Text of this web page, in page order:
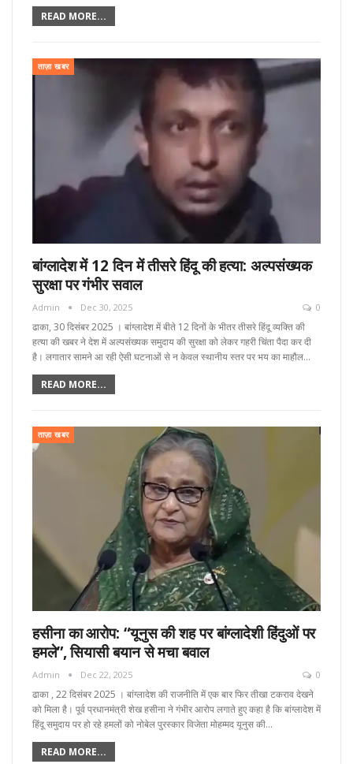
READ MORE...
ताज़ा खबर
बांग्लादेश में 12 दिन में तीसरे हिंदू की हत्या: अल्पसंख्यक
सुरक्षा पर गंभीर सवाल
Admin Dec 30, 2025 0
ढाका, 30 दिसंबर 2025 । बांग्लादेश में बीते 12 दिनों के भीतर तीसरे हिंदू व्यक्ति की
हत्या की खबर ने देश में अल्पसंख्यक समुदाय की सुरक्षा को लेकर गहरी चिंता पैदा कर दी
है। लगातार सामने आ रही ऐसी घटनाओं से न केवल स्थानीय स्तर पर भय का माहौल…
READ MORE...
ताज़ा खबर
हसीना का आरोप: “यूनुस की शह पर बांग्लादेशी हिंदुओं पर
हमले”, सियासी बयान से मचा बवाल
Admin Dec 22, 2025 0
ढाका , 22 दिसंबर 2025 । बांग्लादेश की राजनीति में एक बार फिर तीखा टकराव देखने
को मिला है। पूर्व प्रधानमंत्री शेख हसीना ने गंभीर आरोप लगाते हुए कहा है कि बांग्लादेश में
हिंदू समुदाय पर हो रहे हमलों को नोबेल पुरस्कार विजेता मोहम्मद यूनुस की…
READ MORE...